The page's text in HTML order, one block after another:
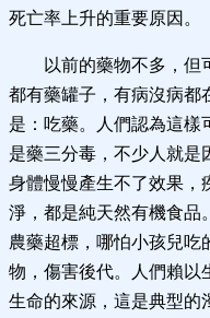
死亡率上升的重要原因。
以前的藥物不多，但
都有藥罐子，有病沒病都
是：吃藥。人們認為這樣
是藥三分毒，不少人就是
身體慢慢產生不了效果，
淨，都是純天然有機食品
農藥超標，哪怕小孩兒吃
物，傷害後代。人們賴以
生命的來源，這是典型的